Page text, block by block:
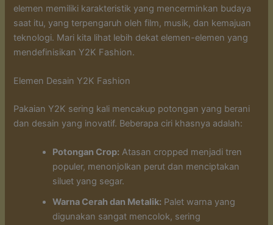
elemen memiliki karakteristik yang mencerminkan budaya
saat itu, yang terpengaruh oleh film, musik, dan kemajuan
teknologi. Mari kita lihat lebih dekat elemen-elemen yang
mendefinisikan Y2K Fashion.
Elemen Desain Y2K Fashion
Pakaian Y2K sering kali mencakup potongan yang berani
dan desain yang inovatif. Beberapa ciri khasnya adalah:
Potongan Crop: Atasan cropped menjadi tren
populer, menonjolkan perut dan menciptakan
siluet yang segar.
Warna Cerah dan Metalik: Palet warna yang
digunakan sangat mencolok, sering